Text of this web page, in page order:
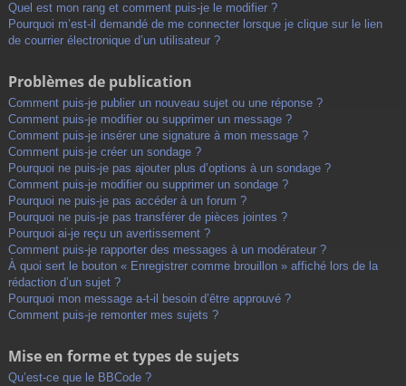
Quel est mon rang et comment puis-je le modifier ?
Pourquoi m’est-il demandé de me connecter lorsque je clique sur le lien
de courrier électronique d’un utilisateur ?
Problèmes de publication
Comment puis-je publier un nouveau sujet ou une réponse ?
Comment puis-je modifier ou supprimer un message ?
Comment puis-je insérer une signature à mon message ?
Comment puis-je créer un sondage ?
Pourquoi ne puis-je pas ajouter plus d’options à un sondage ?
Comment puis-je modifier ou supprimer un sondage ?
Pourquoi ne puis-je pas accéder à un forum ?
Pourquoi ne puis-je pas transférer de pièces jointes ?
Pourquoi ai-je reçu un avertissement ?
Comment puis-je rapporter des messages à un modérateur ?
À quoi sert le bouton « Enregistrer comme brouillon » affiché lors de la
rédaction d’un sujet ?
Pourquoi mon message a-t-il besoin d’être approuvé ?
Comment puis-je remonter mes sujets ?
Mise en forme et types de sujets
Qu’est-ce que le BBCode ?